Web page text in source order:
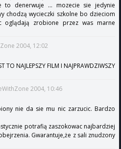
to denerwuje ... mozecie sie jedynie
chodzą wycieczki szkolne bo dzieciom
oglądają zrobione przez was marne
2004, 12:02
TO NAJLEPSZY FILM I NAJPRAWDZIWSZY
2004, 10:46
nie da sie mu nic zarzucic. Bardzo
potrafią zaszokowac najbardziej
Gwarantuje,że z sali znudzony